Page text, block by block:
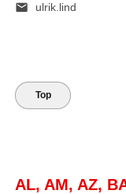
mail ulrik.lind
Top
AL, AM, AZ,